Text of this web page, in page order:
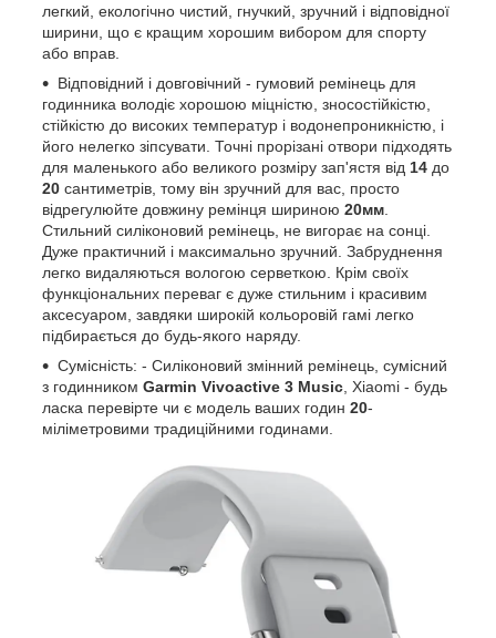
легкий, екологічно чистий, гнучкий, зручний і відповідної
ширини, що є кращим хорошим вибором для спорту
або вправ.
Відповідний і довговічний - гумовий ремінець для
годинника володіє хорошою міцністю, зносостійкістю,
стійкістю до високих температур і водонепроникністю, і
його нелегко зіпсувати. Точні прорізані отвори підходять
для маленького або великого розміру зап'ястя від 14 до
20 сантиметрів, тому він зручний для вас, просто
відрегулюйте довжину ремінця шириною 20мм
Стильний силіконовий ремінець, не вигорає на сонці.
Дуже практичний і максимально зручний. Забруднення
легко видаляються вологою серветкою. Крім своїх
функціональних переваг є дуже стильним і красивим
аксесуаром, завдяки широкій кольоровій гамі легко
підбирається до будь-якого наряду.
Сумісність: - Силіконовий змінний ремінець, сумісний
з годинником Garmin Vivoactive 3 Music , Xiaomi - будь
ласка перевірте чи є модель ваших годин 20-
міліметровими традиційними годинами.